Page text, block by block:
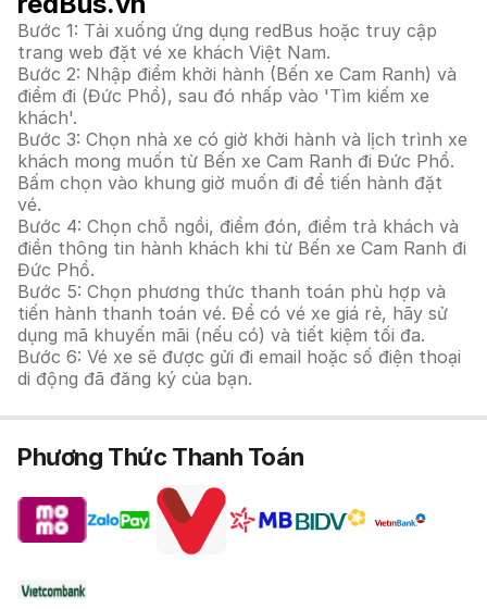
Bước 1: Tải xuống ứng dụng redBus hoặc truy cập
trang web đặt vé xe khách Việt Nam.
Bước 2: Nhập điểm khởi hành (Bến xe Cam Ranh) và
điểm đi (Đức Phổ), sau đó nhấp vào 'Tìm kiếm xe
khách'.
Bước 3: Chọn nhà xe có giờ khởi hành và lịch trình xe
khách mong muốn từ Bến xe Cam Ranh đi Đức Phổ.
Bấm chọn vào khung giờ muốn đi để tiến hành đặt
vé.
Bước 4: Chọn chỗ ngồi, điểm đón, điểm trả khách và
điền thông tin hành khách khi từ Bến xe Cam Ranh đi
Đức Phổ.
Bước 5: Chọn phương thức thanh toán phù hợp và
tiến hành thanh toán vé. Để có vé xe giá rẻ, hãy sử
dụng mã khuyến mãi (nếu có) và tiết kiệm tối đa.
Bước 6: Vé xe sẽ được gửi đi email hoặc số điện thoại
di động đã đăng ký của bạn.
Phương Thức Thanh Toán